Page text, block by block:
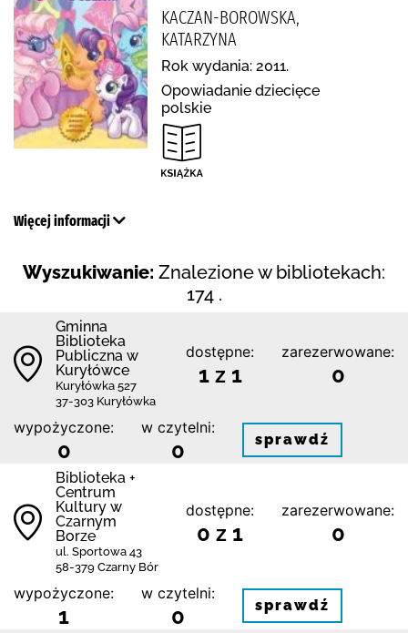
KACZAN-BOROWSKA,
KATARZYNA
Rok wydania: 2011.
Opowiadanie dziecięce
polskie
Więcej informacji
Wyszukiwanie: Znalezione w bibliotekach:
174 .
Gminna
Biblioteka
Publiczna w
Kuryłówce
Kuryłówka 527
37-303 Kuryłówka
dostępne:
1 z 1
zarezerwowane:
0
wypożyczone:
0
w czytelni:
0 sprawdź
Biblioteka +
Centrum
Kultury w
Czarnym
Borze
ul. Sportowa 43
58-379 Czarny Bór
dostępne:
0 z 1
zarezerwowane:
0
wypożyczone:
1
w czytelni:
0 sprawdź